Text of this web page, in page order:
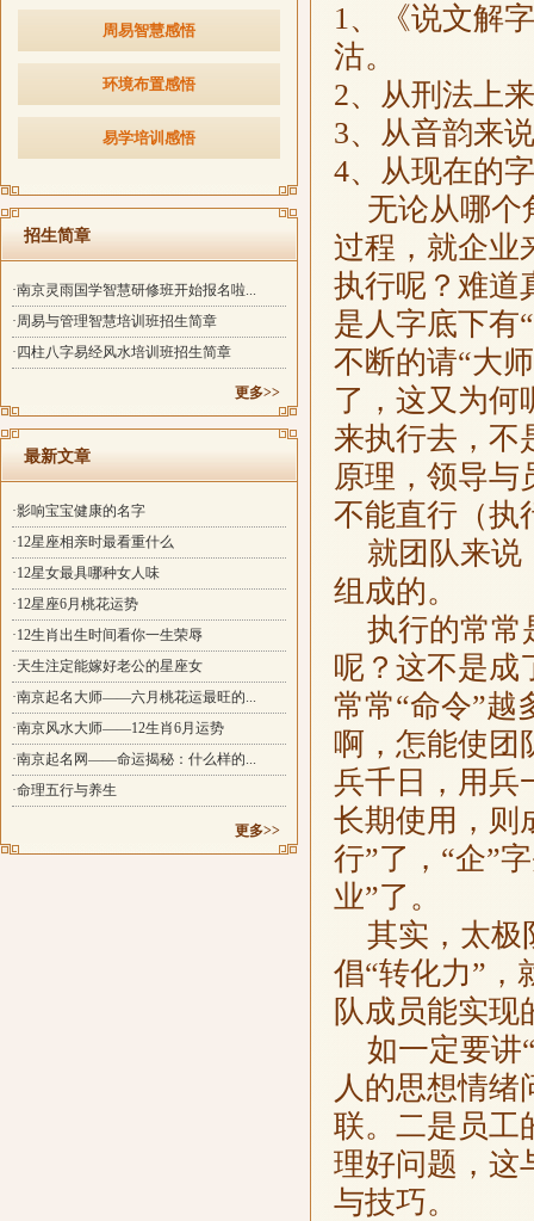
周易智慧感悟
环境布置感悟
易学培训感悟
招生简章
·南京灵雨国学智慧研修班开始报名啦...
·周易与管理智慧培训班招生简章
·四柱八字易经风水培训班招生简章
更多>>
最新文章
·影响宝宝健康的名字
·12星座相亲时最看重什么
·12星女最具哪种女人味
·12星座6月桃花运势
·12生肖出生时间看你一生荣辱
·天生注定能嫁好老公的星座女
·南京起名大师——六月桃花运最旺的...
·南京风水大师——12生肖6月运势
·南京起名网——命运揭秘：什么样的...
·命理五行与养生
更多>>
1、《说文解
沽。
2、从刑法上
3、从音韵来
4、从现在的
无论从哪个
过程，就企业
执行呢？难道
是人字底下有
不断的请“大
了，这又为何
来执行去，不
原理，领导与
不能直行（执
就团队来说
组成的。
执行的常常
呢？这不是成
常常“命令”越
啊，怎能使团
兵千日，用兵
长期使用，则
行”了，“企”
业”了。
其实，太极
倡“转化力”，
队成员能实现
如一定要讲
人的思想情绪
联。二是员工
理好问题，这
与技巧。